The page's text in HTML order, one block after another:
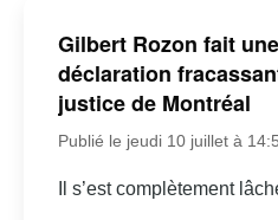
Gilbert Rozon fait
déclaration
justice de Montréal
Publié le jeudi 10 juillet à
Il s’est complètement